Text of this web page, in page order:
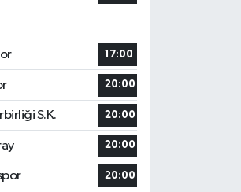
17:00
20:00
S.K. 20:00
20:00
20:00